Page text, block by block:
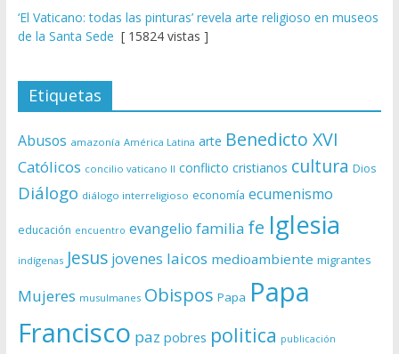
‘El Vaticano: todas las pinturas’ revela arte religioso en museos
de la Santa Sede [ 15824 vistas ]
Etiquetas
Abusos amazonía América Latina arte Benedicto XVI
Católicos concilio vaticano II conflicto cristianos cultura Dios
Diálogo diálogo interreligioso economía ecumenismo
educación encuentro evangelio familia fe Iglesia
indígenas Jesus jovenes laicos medioambiente migrantes
Mujeres musulmanes Obispos Papa Papa
Francisco paz pobres politica publicación